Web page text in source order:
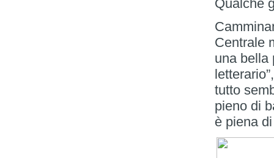
Qualche
Centrale
una bella
tutto
pieno di
è piena